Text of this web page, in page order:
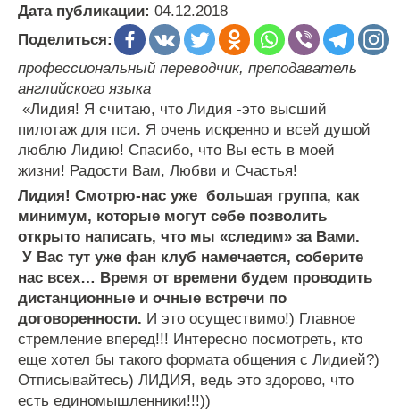
Дата публикации: 04.12.2018
Поделиться:
профессиональный переводчик, преподаватель
английского языка
«Лидия! Я считаю, что Лидия -это высший
пилотаж для пси. Я очень искренно и всей душой
люблю Лидию! Спасибо, что Вы есть в моей
жизни! Радости Вам, Любви и Счастья!
Лидия! Смотрю-нас уже большая группа, как
минимум, которые могут себе позволить
открыто написать, что мы «следим» за Вами.
У Вас тут уже фан клуб намечается, соберите
нас всех… Время от времени будем проводить
дистанционные и очные встречи по
договоренности. И это осуществимо!) Главное
стремление вперед!!! Интересно посмотреть, кто
еще хотел бы такого формата общения с Лидией?)
Отписывайтесь) ЛИДИЯ, ведь это здорово, что
есть единомышленники!!!))